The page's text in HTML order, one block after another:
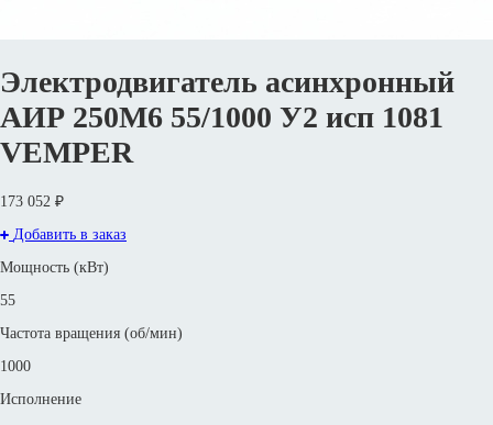
Электродвигатель асинхронный
АИР 250M6 55/1000 У2 исп 1081
VEMPER
173 052 ₽
Добавить в заказ
Мощность (кВт)
55
Частота вращения (об/мин)
1000
Исполнение